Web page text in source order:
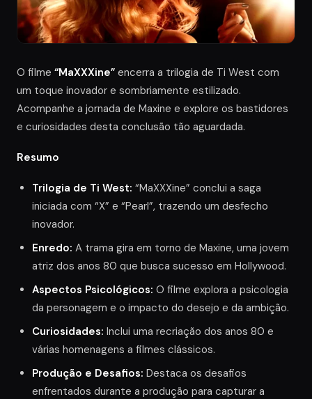
O filme “MaXXXine” encerra a trilogia de Ti West com
um toque inovador e sombriamente estilizado.
Acompanhe a jornada de Maxine e explore os bastidores
e curiosidades desta conclusão tão aguardada.
Resumo
Trilogia de Ti West: “MaXXXine” conclui a saga
iniciada com “X” e “Pearl”, trazendo um desfecho
inovador.
Enredo: A trama gira em torno de Maxine, uma jovem
atriz dos anos 80 que busca sucesso em Hollywood.
Aspectos Psicológicos: O filme explora a psicologia
da personagem e o impacto do desejo e da ambição.
Curiosidades: Inclui uma recriação dos anos 80 e
várias homenagens a filmes clássicos.
Produção e Desafios: Destaca os desafios
enfrentados durante a produção para capturar a